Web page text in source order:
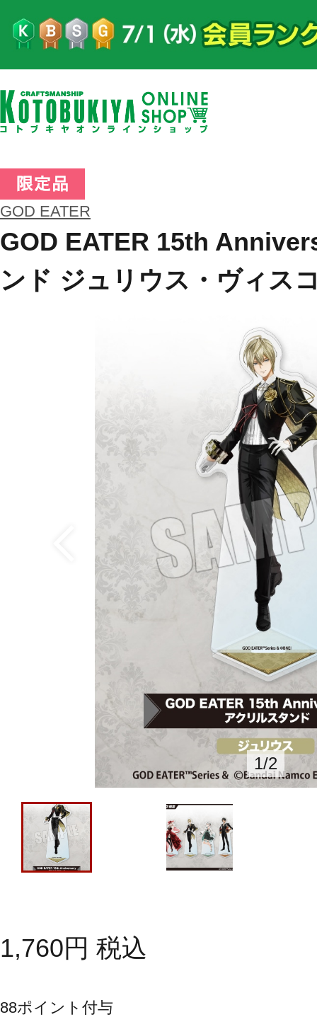
GOD EATER
GOD EATER 15th
ンド ジュリウス・ヴィス
1/2
1,760円 税込
88ポイント付与